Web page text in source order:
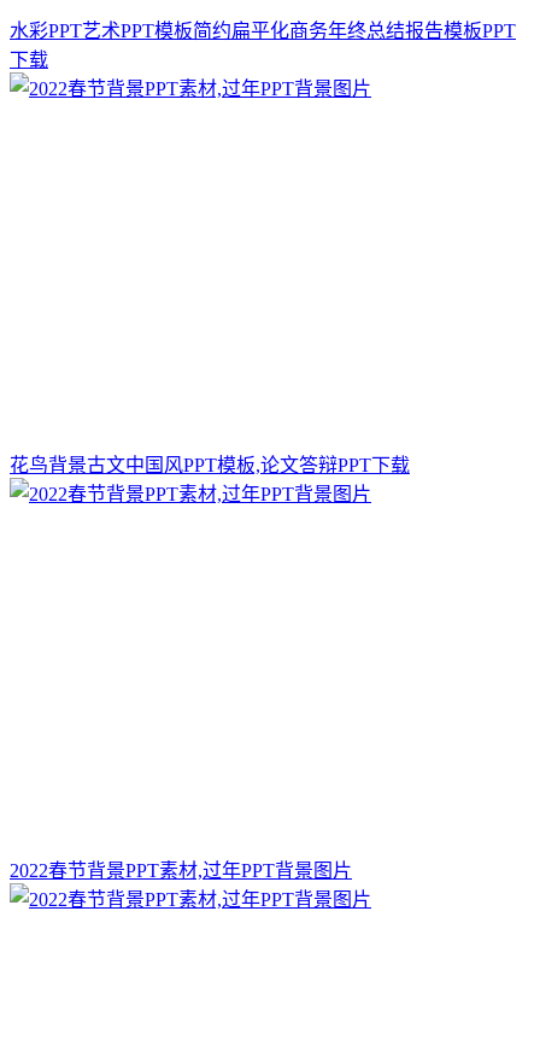
水彩PPT艺术PPT模板简约扁平化商务年终总结报告模板PPT
下载
花鸟背景古文中国风PPT模板,论文答辩PPT下载
2022春节背景PPT素材,过年PPT背景图片